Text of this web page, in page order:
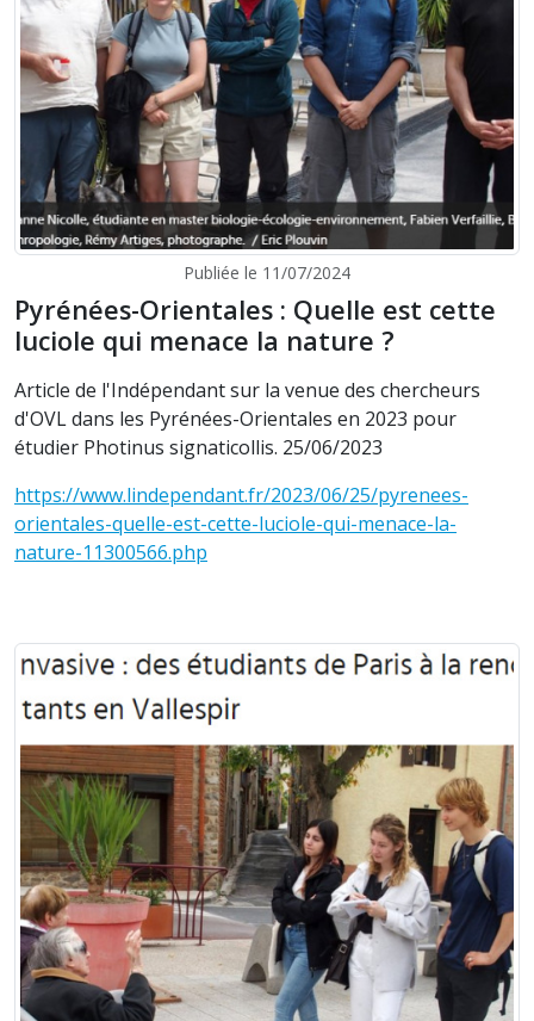
Publiée le 11/07/2024
Pyrénées-Orientales : Quelle est cette
luciole qui menace la nature ?
Article de l'Indépendant sur la venue des chercheurs
d'OVL dans les Pyrénées-Orientales en 2023 pour
étudier Photinus signaticollis. 25/06/2023
https://www.lindependant.fr/2023/06/25/pyrenees-
orientales-quelle-est-cette-luciole-qui-menace-la-
nature-11300566.php